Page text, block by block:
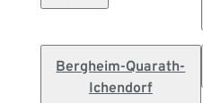
Bergheim-Quarath-
Ichendorf